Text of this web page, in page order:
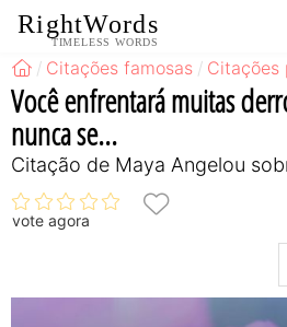
RightWords
TIMELESS WORDS
Citações famosas Citações
Você enfrentará muitas
nunca se...
Citação de Maya Angelou
vote agora